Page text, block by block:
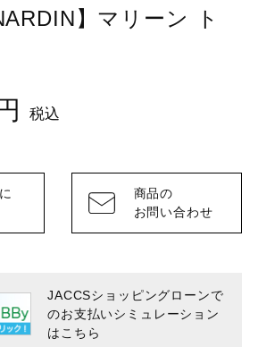
】マリーン ト
税込
商品の
お問い合わせ
JACCSショッピングローンで
のお支払いシミュレーション
はこちら